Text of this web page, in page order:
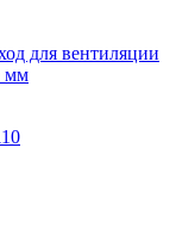
для вентиляции
мм